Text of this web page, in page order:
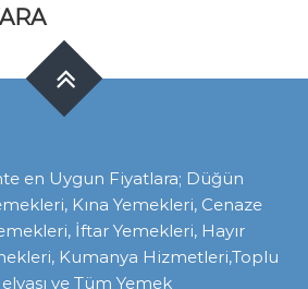
en Uygun Fiyatlara; Düğün
Kına Yemekleri, Cenaze
İftar Yemekleri, Hayır
Kumanya Hizmetleri,Toplu
ve Tüm Yemek